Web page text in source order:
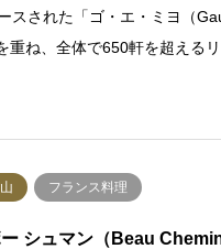
スされた「ゴ・エ・ミヨ（
重ね、全体で650軒を超える
フランス料理
シュマン（Beau